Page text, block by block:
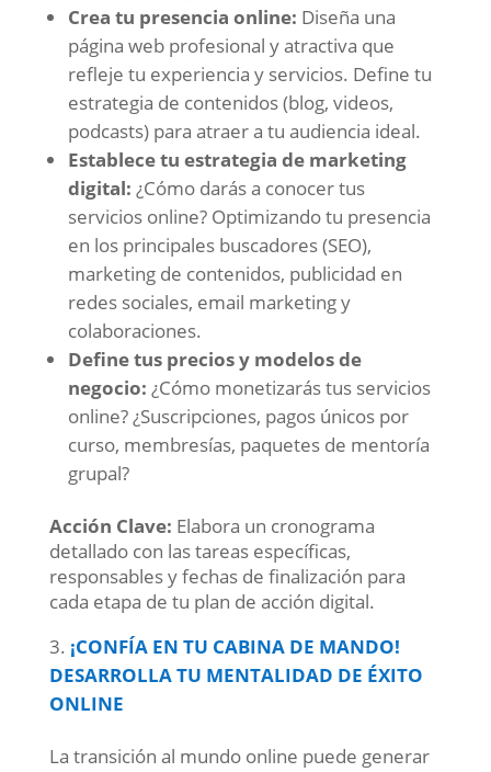
Crea tu presencia online: Diseña una
página web profesional y atractiva que
refleje tu experiencia y servicios. Define tu
estrategia de contenidos (blog, videos,
podcasts) para atraer a tu audiencia ideal.
Establece tu estrategia de marketing
digital: ¿Cómo darás a conocer tus
servicios online? Optimizando tu presencia
en los principales buscadores (SEO),
marketing de contenidos, publicidad en
redes sociales, email marketing y
colaboraciones.
Define tus precios y modelos de
negocio: ¿Cómo monetizarás tus servicios
online? ¿Suscripciones, pagos únicos por
curso, membresías, paquetes de mentoría
grupal?
Acción Clave: Elabora un cronograma
detallado con las tareas específicas,
responsables y fechas de finalización para
cada etapa de tu plan de acción digital.
¡CONFÍA EN TU CABINA DE MANDO!
DESARROLLA TU MENTALIDAD DE ÉXITO
ONLINE
La transición al mundo online puede generar